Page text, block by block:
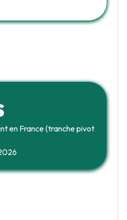
en France (tranche pivot